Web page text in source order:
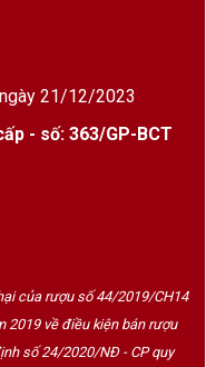
những ly vang
chất, độ dốc
bền bỉ, nhưng
với triết lý tôn
của terroir, kết
thống.
21/12/2023
- số: 363/GP-BCT
của rượu số 44/2019/CH14
2019 về điều kiện bán rượu
số 24/2020/NĐ - CP quy